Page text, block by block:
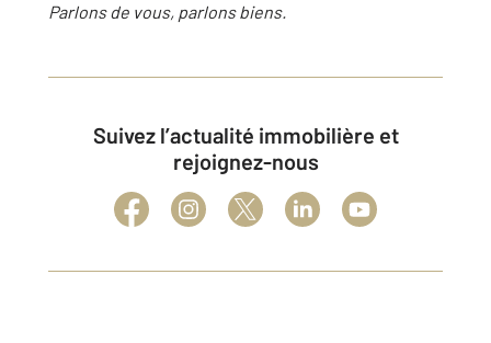
Parlons de vous, parlons biens.
Suivez l’actualité immobilière et
rejoignez-nous